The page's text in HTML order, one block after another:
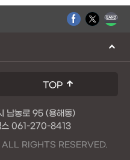
TOP
남농로 95 (용해동)
스 061-270-8413
RIGHTS RESERVED.